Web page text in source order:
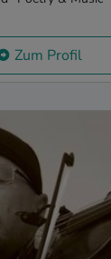
Zum Profil